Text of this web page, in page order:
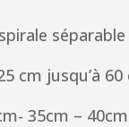
séparable
cm jusqu’à 60
35cm –